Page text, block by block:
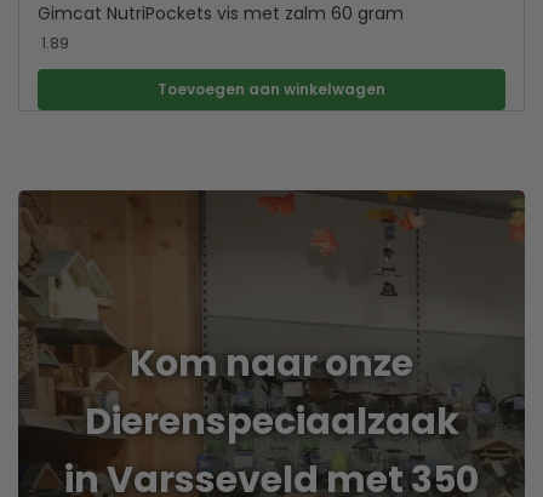
Gimcat NutriPockets vis met zalm 60 gram
1.89
Toevoegen aan winkelwagen
Kom naar onze
Dierenspeciaalzaak
in Varsseveld met 350